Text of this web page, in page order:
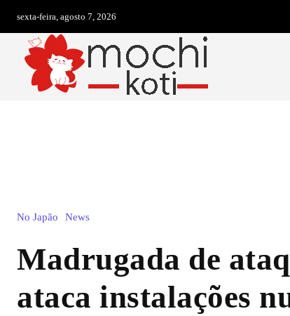
sexta-feira, agosto 7, 2026
No Japão News
Madrugada de
ataca instalações